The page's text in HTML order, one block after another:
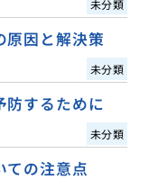
未分類
原因と解決策
未分類
防するために
未分類
ての注意点